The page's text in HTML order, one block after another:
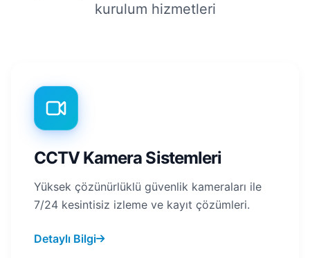
kurulum hizmetleri
CCTV Kamera Sistemleri
Yüksek çözünürlüklü güvenlik kameraları ile
7/24 kesintisiz izleme ve kayıt çözümleri.
Detaylı Bilgi